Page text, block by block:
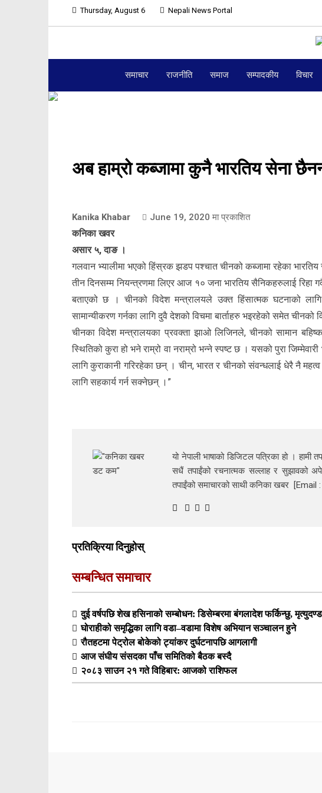
Thursday, August 6 Nepali News Portal
समाचार राजनीति समाज सम्पादकीय विचार
अब हाम्रो कब्जामा कुनै भारतिय सेना
Kanika Khabar June 19, 2020 मा प्रकाशित
कनिका खवर
असार ५, दाङ ।
गलवान भ्यालीमा भएको हिंस्रक झडप पश्चात चीनको कब्जामा रहेका
तीन दिनसम्म नियन्त्रणमा लिएर आज १० जना भारतिय सैनिकहरुलाई रिहा
बताएको छ । चीनको विदेश मन्त्रालयले उक्त हिंसात्मक घटनाको लागि
सामान्यीकरण गर्नका लागि दुवै देशको विचमा बार्ताहरु भइरहेको समेत
चीनका विदेश मन्त्रालयका प्रवक्ता झाओ लिजिनले, चीनको सामान
स्थितिको कुरा हो भने राम्रो वा नराम्रो भन्ने स्पष्ट छ । यसको पुरा
लागि कुराकानी गरिरहेका छन् । चीन, भारत र चीनको संवन्धलाई धेरै नै
लागि सहकार्य गर्न सक्नेछन् ।”
यो नेपाली भाषाको डिजिटल पत्रिका हो ।
सधैं तपाईंको रचनात्मक सल्लाह र सुझावको
तपाईंको समाचारको साथी कनिका खबर
प्रतिक्रिया दिनुहोस्
सम्बन्धित समाचार
दुई वर्षपछि शेख हसिनाको सम्बोधन: डिसेम्बरमा बंगलादेश फर्किन्छु,
घोराहीको समृद्धिका लागि वडा–वडामा विशेष अभियान सञ्चालन हुने
रौतहटमा पेट्रोल बोकेको ट्यांकर दुर्घटनापछि आगलागी
आज संघीय संसदका पाँच समितिको बैठक बस्दै
२०८३ साउन २१ गते विहिबार: आजको राशिफल